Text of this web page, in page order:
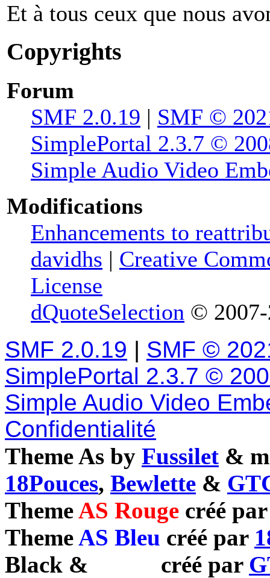
Et à tous ceux que nous
Copyrights
Forum
SMF 2.0.19 | SMF ©
SimplePortal 2.3.7 ©
Simple Audio Video
Modifications
Enhancements to
davidhs | Creative
License
dQuoteSelection ©
SMF 2.0.19 | SMF ©
SimplePortal 2.3.7 ©
Simple Audio Video
Confidentialité
Theme As by Fussilet &
18Pouces, Bewlette &
ThemeAS Rouge créé
ThemeAS Bleu créé par
Black & créé par